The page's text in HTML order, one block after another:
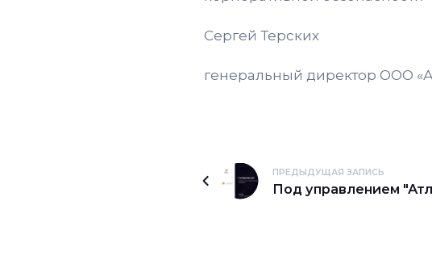
Сергей Терских
генеральный директор ООО
ПРЕДЫДУЩАЯ ЗАПИСЬ
Под управлением